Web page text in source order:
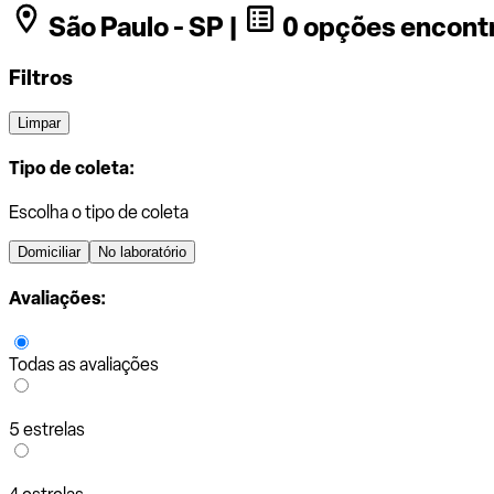
São Paulo - SP |
0 opções
Filtros
Limpar
Tipo de coleta:
Escolha o tipo de coleta
Domiciliar No laboratório
Avaliações:
Todas as avaliações
5 estrelas